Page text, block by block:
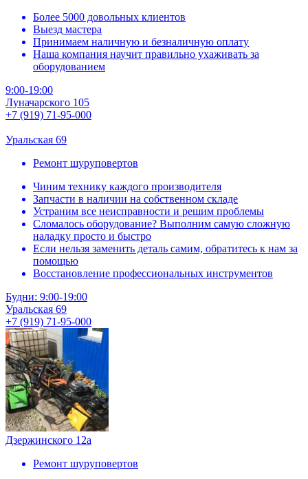
Более 5000 довольных клиентов
Выезд мастера
Принимаем наличную и безналичную оплату
Наша компания научит правильно ухаживать за
оборудованием
9:00-19:00
Луначарского 105
+7 (919) 71-95-000
Уральская 69
Ремонт шуруповертов
Чиним технику каждого производителя
Запчасти в наличии на собственном складе
Устраним все неисправности и решим проблемы
Сломалось оборудование? Выполним самую сложную
наладку просто и быстро
Если нельзя заменить деталь самим, обратитесь к нам за
помощью
Восстановление профессиональных инструментов
Будни: 9:00-19:00
Уральская 69
+7 (919) 71-95-000
Дзержинского 12а
Ремонт шуруповертов